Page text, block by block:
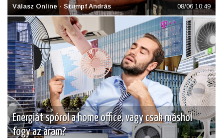
Válasz Online - Stumpf András 08/06 10:49
Energiát spórol a home office, vagy csak máshol
fogy az áram?